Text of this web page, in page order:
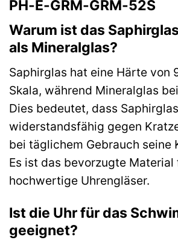
PH-E-GRM-GRM-52S
Warum ist das
als Mineralglas?
Saphirglas hat eine Härte von
Skala, während Mineralglas
Dies bedeutet, dass
widerstandsfähig gegen
bei täglichem Gebrauch seine
Es ist das bevorzugte Material
hochwertige Uhrengläser.
Ist die Uhr für das
geeignet?